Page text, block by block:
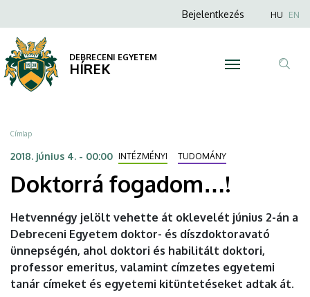
fogadom…!
|
DEBRECENI
EGYETEM
a
tartalomra
Anonim
menüje
Bejelentkezés HU EN
DEBRECENI EGYETEM
HÍREK
Morzsa
Címlap
2018. június 4. - 00:00 INTÉZMÉNYI TUDOMÁNY
Doktorrá fogadom…!
Hetvennégy jelölt vehette át oklevelét június 2-án a
Debreceni Egyetem doktor- és díszdoktoravató
ünnepségén, ahol doktori és habilitált doktori,
professor emeritus, valamint címzetes egyetemi
tanár címeket és egyetemi kitüntetéseket adtak át.